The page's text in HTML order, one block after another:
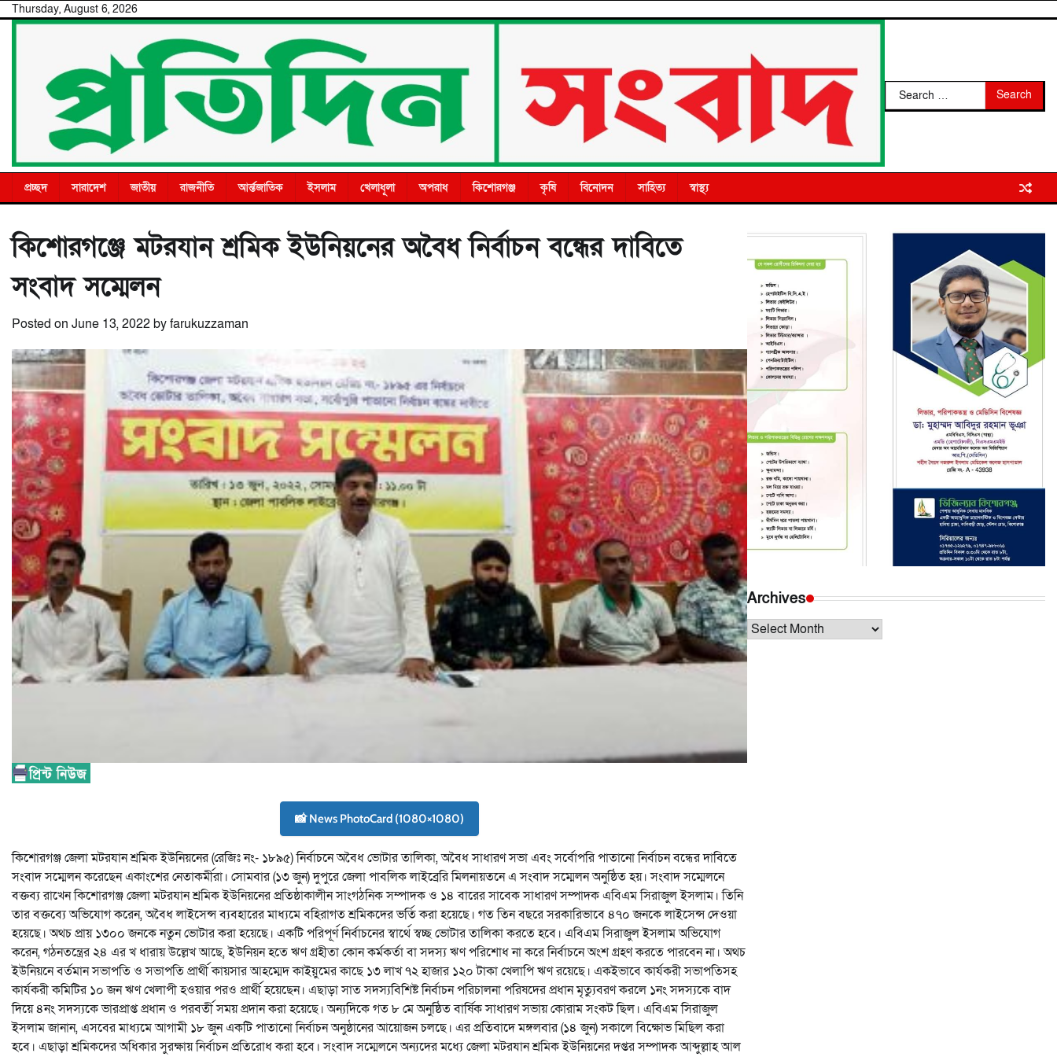
SkipThursday, August 6, 2026
Search
for:
প্রচ্ছদ সারাদেশ জাতীয় রাজনীতি আর্ন্তজাতিক ইসলাম খেলাধূলা অপরাধ কিশোরগঞ্জ কৃষি বিনোদন সাহিত্য স্বাস্থ্য
কিশোরগঞ্জে মটরযান শ্রমিক ইউনিয়নের অবৈধ নির্বাচন বন্ধের দাবিতে
সংবাদ সম্মেলন
Posted on June 13, 2022byfarukuzzaman
📸 News PhotoCard (1080×1080)
কিশোরগঞ্জ জেলা মটরযান শ্রমিক ইউনিয়নের (রেজিঃ নং- ১৮৯৫) নির্বাচনে অবৈধ ভোটার তালিকা, অবৈধ সাধারণ সভা এবং সর্বোপরি পাতানো নির্বাচন বন্ধের দাবিতে
সংবাদ সম্মেলন করেছেন একাংশের নেতাকর্মীরা। সোমবার (১৩ জুন) দুপুরে জেলা পাবলিক লাইব্রেরি মিলনায়তনে এ সংবাদ সম্মেলন অনুষ্ঠিত হয়। সংবাদ সম্মেলনে
বক্তব্য রাখেন কিশোরগঞ্জ জেলা মটরযান শ্রমিক ইউনিয়নের প্রতিষ্ঠাকালীন সাংগঠনিক সম্পাদক ও ১৪ বারের সাবেক সাধারণ সম্পাদক এবিএম সিরাজুল ইসলাম। তিনি
তার বক্তব্যে অভিযোগ করেন, অবৈধ লাইসেন্স ব্যবহারের মাধ্যমে বহিরাগত শ্রমিকদের ভর্তি করা হয়েছে। গত তিন বছরে সরকারিভাবে ৪৭০ জনকে লাইসেন্স দেওয়া
হয়েছে। অথচ প্রায় ১৩০০ জনকে নতুন ভোটার করা হয়েছে। একটি পরিপূর্ণ নির্বাচনের স্বার্থে স্বচ্ছ ভোটার তালিকা করতে হবে। এবিএম সিরাজুল ইসলাম অভিযোগ
করেন, গঠনতন্ত্রের ২৪ এর খ ধারায় উল্লেখ আছে, ইউনিয়ন হতে ঋণ গ্রহীতা কোন কর্মকর্তা বা সদস্য ঋণ পরিশোধ না করে নির্বাচনে অংশ গ্রহণ করতে পারবেন না। অথচ
ইউনিয়নে বর্তমান সভাপতি ও সভাপতি প্রার্থী কায়সার আহম্মেদ কাইয়ুমের কাছে ১৩ লাখ ৭২ হাজার ১২০ টাকা খেলাপি ঋণ রয়েছে। একইভাবে কার্যকরী সভাপতিসহ
কার্যকরী কমিটির ১০ জন ঋণ খেলাপী হওয়ার পরও প্রার্থী হয়েছেন। এছাড়া সাত সদস্যবিশিষ্ট নির্বাচন পরিচালনা পরিষদের প্রধান মৃত্যুবরণ করলে ১নং সদস্যকে বাদ
দিয়ে ৪নং সদস্যকে ভারপ্রাপ্ত প্রধান ও পরবর্তী সময় প্রদান করা হয়েছে। অন্যদিকে গত ৮ মে অনুষ্ঠিত বার্ষিক সাধারণ সভায় কোরাম সংকট ছিল। এবিএম সিরাজুল
ইসলাম জানান, এসবের মাধ্যমে আগামী ১৮ জুন একটি পাতানো নির্বাচন অনুষ্ঠানের আয়োজন চলছে। এর প্রতিবাদে মঙ্গলবার (১৪ জুন) সকালে বিক্ষোভ মিছিল করা
হবে। এছাড়া শ্রমিকদের অধিকার সুরক্ষায় নির্বাচন প্রতিরোধ করা হবে। সংবাদ সম্মেলনে অন্যদের মধ্যে জেলা মটরযান শ্রমিক ইউনিয়নের দপ্তর সম্পাদক আব্দুল্লাহ আল
Archives
Archives